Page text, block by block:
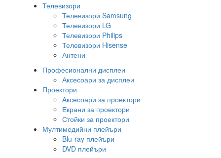
Телевизори
Телевизори Samsung
Телевизори LG
Телевизори Philips
Телевизори Hisense
Антени
Професионални дисплеи
Аксесоари за дисплеи
Проектори
Аксесоари за проектори
Екрани за проектори
Стойки за проектори
Мултимедийни плейъри
Blu-ray плейъри
DVD плейъри